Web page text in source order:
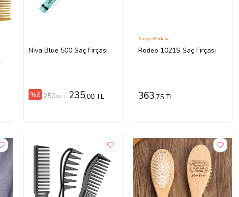
Niva Blue 500 Saç Fırçası
%6 250,00 TL 235,00 TL
Rodeo 1021S Saç Fırçası
Kargo Bedava
363,75 TL